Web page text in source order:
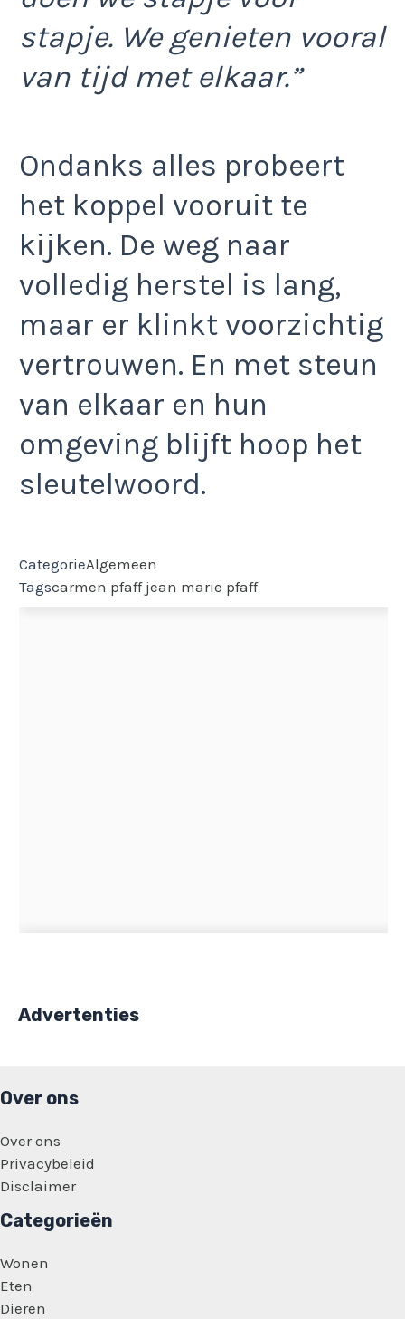
stapje. We genieten vooral
van tijd met elkaar.”
Ondanks alles probeert
het koppel vooruit te
kijken. De weg naar
volledig herstel is lang,
maar er klinkt voorzichtig
vertrouwen. En met steun
van elkaar en hun
omgeving blijft hoop het
sleutelwoord.
CategorieAlgemeen
Tagscarmen pfaff jean marie pfaff
Advertenties
Over ons
Over ons
Privacybeleid
Disclaimer
Categorieën
Wonen
Eten
Dieren